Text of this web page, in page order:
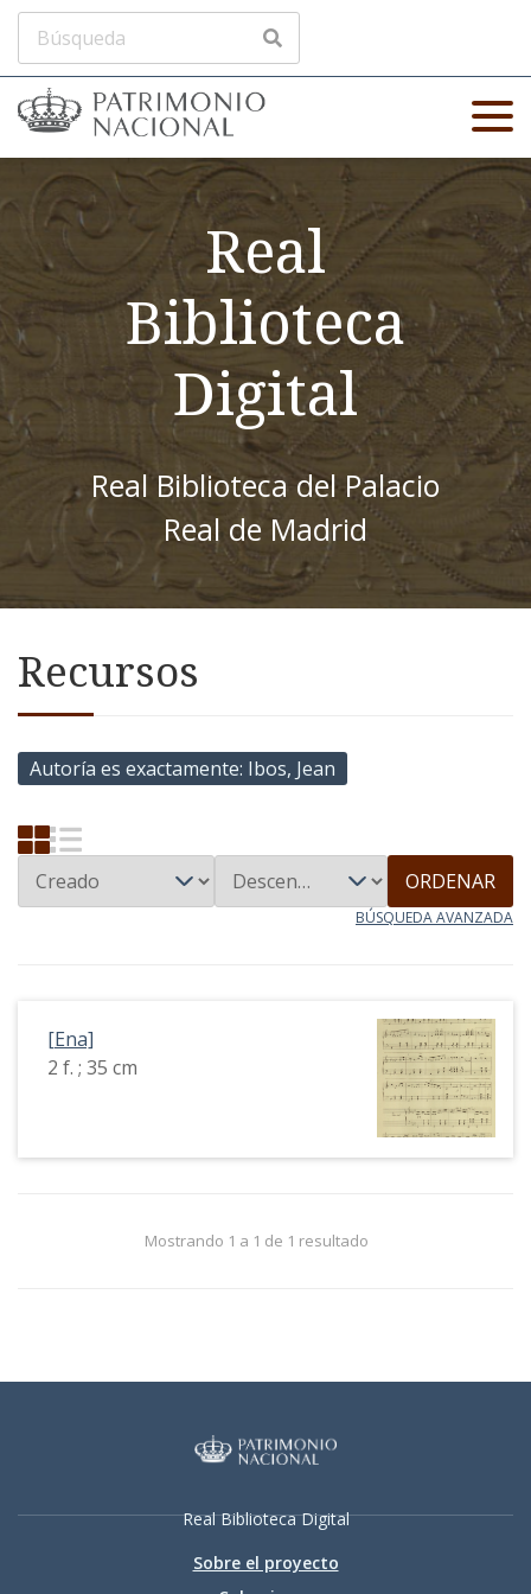
Real
Biblioteca
Digital
Real Biblioteca del Palacio
Real de Madrid
Recursos
Autoría es exactamente Ibos, Jean
ORDENAR
BÚSQUEDA AVANZADA
[Ena]
2 f. ; 35 cm
Mostrando 1 a 1 de 1 resultado
Real Biblioteca Digital
Sobre el proyecto